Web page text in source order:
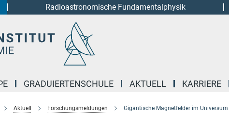
Radioastronomische Fundamentalphysik
GRADUIERTENSCHULE AKTUELL KARRIERE
Aktuell Forschungsmeldungen Gigantische Magnetfelder im Universum